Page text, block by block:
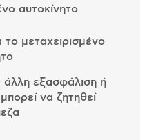
αυτοκίνητο
το μεταχειρισμένο
άλλη εξασφάλιση ή
να ζητηθεί